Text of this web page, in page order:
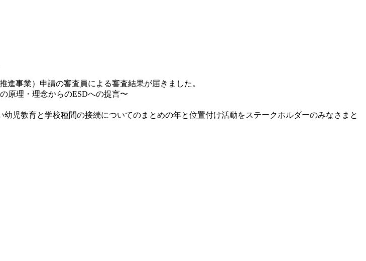
進事業）申請の審査員による審査結果が届きました。
原理・理念からのESDへの提言〜
児教育と学校種間の接続についてのまとめの年と位置付け活動をステークホルダーのみなさまと